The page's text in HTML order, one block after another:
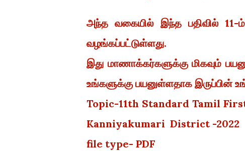
அந்த வகையில் இந்த பதிவில் 11-ம்
வழங்கப்பட்டுள்ளது.
இது மாணாக்கர்களுக்கு மிகவும்
உங்களுக்கு பயனுள்ளதாக இருப்பின்
Topic-11th Standard Tamil
Kanniyakumari District -2022
file type- PDF